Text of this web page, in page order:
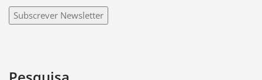
Subscrever Newsletter